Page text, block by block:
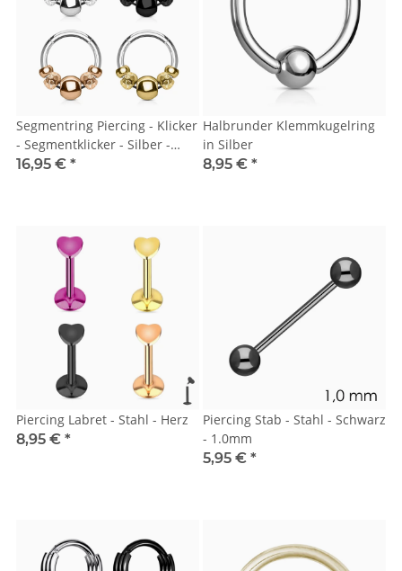
Segmentring Piercing - Klicker
- Segmentklicker - Silber -
Kugeln
16,95 € *
Halbrunder Klemmkugelring
in Silber
8,95 € *
Piercing Labret - Stahl - Herz
8,95 € *
Piercing Stab - Stahl - Schwarz
- 1.0mm
5,95 € *